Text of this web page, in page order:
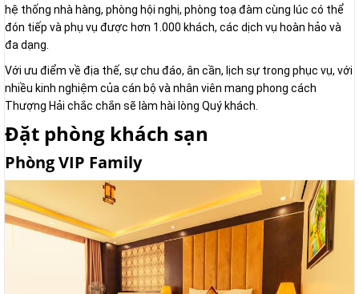
hệ thống nhà hàng, phòng hội nghị, phòng toạ đàm cùng lúc có thể
đón tiếp và phụ vụ được hơn 1.000 khách, các dịch vụ hoàn hảo và
đa dạng.
Với ưu điểm về địa thế, sự chu đáo, ân cần, lịch sự trong phục vụ, với
nhiều kinh nghiệm của cán bộ và nhân viên mang phong cách
Thượng Hải chắc chắn sẽ làm hài lòng Quý khách.
Đặt phòng khách sạn
Phòng VIP Family